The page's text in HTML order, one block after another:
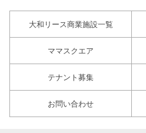
大和リース商業施設一覧
ママスクエア
テナント募集
お問い合わせ